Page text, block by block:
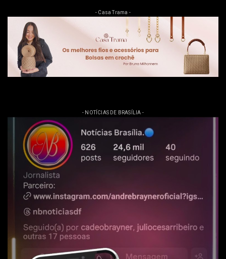
- Casa Trama -
- NOTÍCIAS DE BRASÍLIA -